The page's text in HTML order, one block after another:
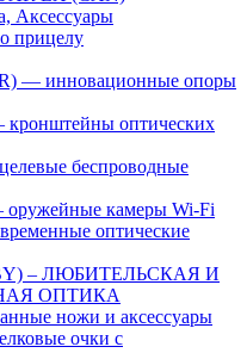
Аксессуары
прицелу
— инновационные опоры
оптических
беспроводные
камеры Wi-Fi
оптические
– ЛЮБИТЕЛЬСКАЯ И
ОПТИКА
ножи и аксессуары
очки с